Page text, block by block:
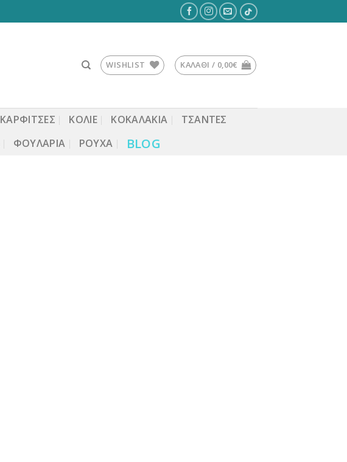
WISHLIST ΚΑΛΆΘΙ / 0,00€
ΚΑΡΦΙΤΣΕΣ ΚΟΛΙΕ ΚΟΚΑΛΆΚΙΑ
ΤΣΆΝΤΕΣ
ΦΟΥΛΆΡΙΑ ΡΟΎΧΑ BLOG